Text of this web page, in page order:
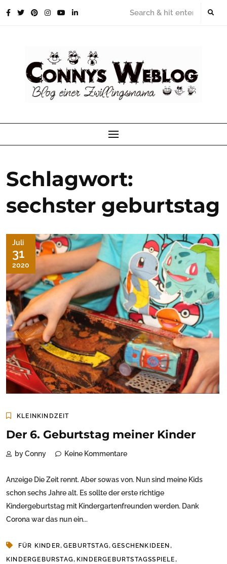
Schlagwort:
sechster geburtstag
Juli
31
2020
KLEINKINDZEIT
Der 6. Geburtstag meiner Kinder
by Conny Keine Kommentare
Anzeige Die Zeit rennt. Aber sowas von. Nun sind meine Kids
schon sechs Jahre alt. Es sollte der erste richtige
Kindergeburtstag mit Kindergartenfreunden werden. Dank
Corona war das nun ein...
FÜR KINDER, GEBURTSTAG, GESCHENKIDEEN ,
KINDERGEBURSTAG, KINDERGEBURTSTAGSSPIELE,